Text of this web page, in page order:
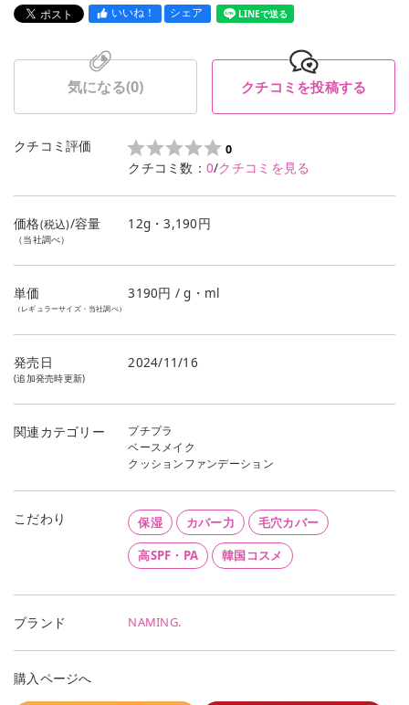
いいね！ シェア LINEで送る
気になる(0) クチコミを投稿する
クチコミ評価 0
クチコミ数： 0/クチコミを見る
価格(税込)/容量
（当社調べ）
12g・3,190円
単価
（レギュラーサイズ・当社調べ）
3190円 / g・ml
発売日
(追加発売時更新)
2024/11/16
関連カテゴリー
プチプラ
ベースメイク
クッションファンデーション
こだわり 保湿 カバー力 毛穴カバー
高SPF・PA 韓国コスメ
ブランド NAMING.
購入ページへ